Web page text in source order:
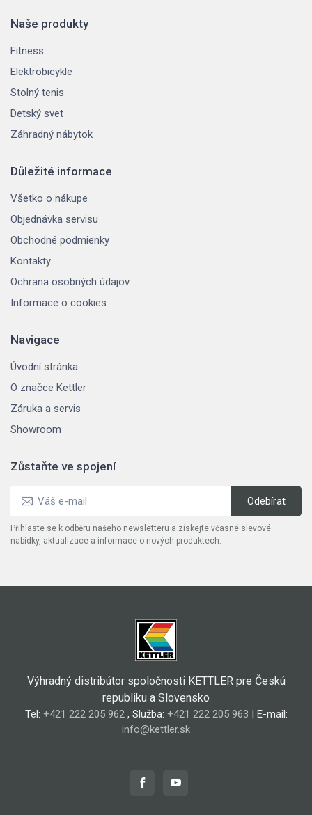
Naše produkty
Fitness
Elektrobicykle
Stolný tenis
Detský svet
Záhradný nábytok
Důležité informace
Všetko o nákupe
Objednávka servisu
Obchodné podmienky
Kontakty
Ochrana osobných údajov
Informace o cookies
Navigace
Úvodní stránka
O značce Kettler
Záruka a servis
Showroom
Zůstaňte ve spojení
Přihlaste se k odběru našeho newsletteru a získejte včasné slevové
nabídky, aktualizace a informace o nových produktech.
Výhradný distribútor spoločnosti KETTLER pre Českú
republiku a Slovensko
Tel: +421 222 205 962, Služba: +421 222 205 963 | E-mail:
info@kettler.sk